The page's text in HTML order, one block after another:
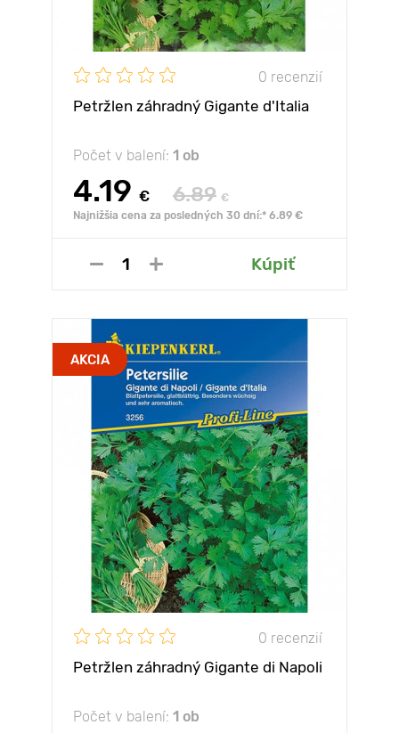
0 recenzií
Petržlen záhradný Gigante d'Italia
Počet v balení: 1 ob
4.19 € 6.89 €
Najnižšia cena za posledných 30 dní:* 6.89 €
Kúpiť
AKCIA
0 recenzií
Petržlen záhradný Gigante di Napoli
Počet v balení: 1 ob